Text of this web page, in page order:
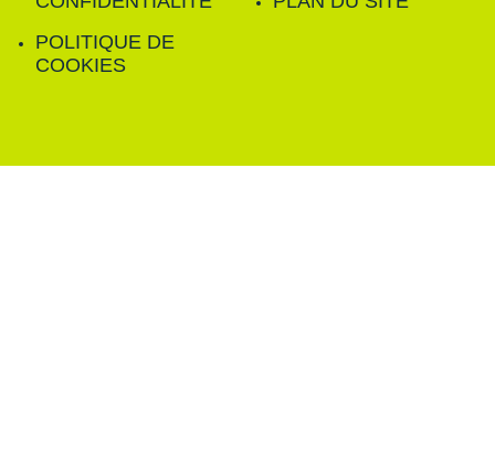
POLITIQUE DE
COOKIES